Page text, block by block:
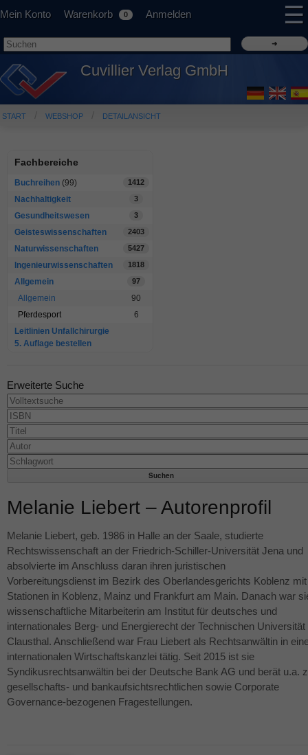
Mein Konto Warenkorb 0 Anmelden ☰
Cuvillier Verlag GmbH
START WEBSHOP DETAILANSICHT
Fachbereiche
Buchreihen (99) 1412
Nachhaltigkeit 3
Gesundheitswesen 3
Geisteswissenschaften 2403
Naturwissenschaften 5427
Ingenieurwissenschaften 1818
Allgemein 97
Allgemein
90
Pferdesport
6
Leitlinien Unfallchirurgie
5. Auflage bestellen
Erweiterte Suche
Melanie Liebert – Autorenprofil
Melanie Liebert, geb. 1986 in Halle an der Saale, studierte
Rechtswissenschaft an der Friedrich-Schiller-Universität Jena und
absolvierte im Anschluss daran ihren juristischen
Vorbereitungsdienst im Bezirk des Oberlandesgerichts Koblenz mit
Stationen in Koblenz, Mainz und Frankfurt am Main. Danach war
wissenschaftliche Mitarbeiterin am Institut für deutsches und
internationales Berg- und Energierecht der Technischen Universität
Clausthal. Anschließend war Frau Liebert als Rechtsanwältin in
internationalen Wirtschaftskanzlei tätig. Seit 2015 ist sie
Syndikusrechtsanwältin bei der Deutsche Bank AG und berät u.a.
gesellschafts- und bankaufsichtsrechtlichen sowie Corporate
Governance-bezogenen Fragestellungen.